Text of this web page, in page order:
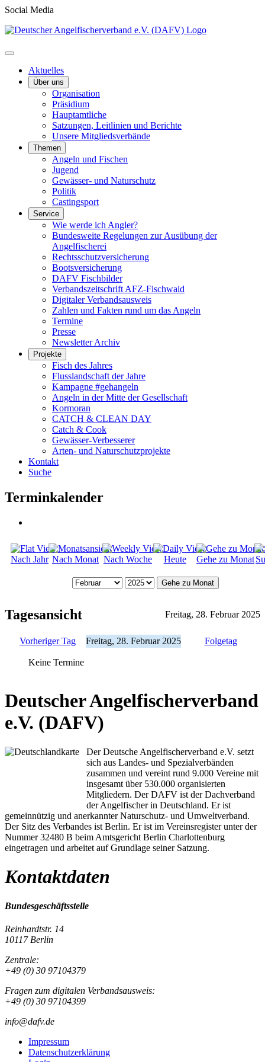
Social Media
Aktuelles
Über uns
Organisation
Präsidium
Hauptamtliche
Satzungen, Leitlinien und Berichte
Unsere Mitgliedsverbände
Themen
Angeln und Fischen
Jugend
Gewässer- und Naturschutz
Politik
Castingsport
Service
Wie werde ich Angler?
Bundesweite Regelungen zur Ausübung der
Angelfischerei
Rechtsschutzversicherung
Bootsversicherung
DAFV Fischbilder
Verbandszeitschrift AFZ-Fischwaid
Digitaler Verbandsausweis
Zahlen und Fakten rund um das Angeln
Termine
Presse
Newsletter Archiv
Projekte
Fisch des Jahres
Flusslandschaft der Jahre
Kampagne #gehangeln
Angeln in der Mitte der Gesellschaft
Kormoran
CATCH & CLEAN DAY
Catch & Cook
Gewässer-Verbesserer
Arten- und Naturschutzprojekte
Kontakt
Suche
Terminkalender
Nach Jahr Nach Monat Nach Woche Heute Gehe zu Monat
Gehe zu Monat
Tagesansicht Freitag, 28. Februar 2025
Vorheriger Tag Freitag, 28. Februar 2025 Folgetag
Keine Termine
Deutscher Angelfischerverband
e.V. (DAFV)
Der Deutsche Angelfischerverband e.V. setzt
sich aus Landes- und Spezialverbänden
zusammen und vereint rund 9.000 Vereine mit
insgesamt über 530.000 organisierten
Mitgliedern. Der DAFV ist der Dachverband
der Angelfischer in Deutschland. Er ist
gemeinnützig und anerkannter Naturschutz- und Umweltverband.
Der Sitz des Verbandes ist Berlin. Er ist im Vereinsregister unter der
Nummer 32480 B beim Amtsgericht Berlin Charlottenburg
eingetragen und arbeitet auf Grundlage seiner Satzung.
Kontaktdaten
Bundesgeschäftsstelle
Reinhardtstr. 14
10117 Berlin
Zentrale:
+49 (0) 30 97104379
Fragen zum digitalen Verbandsausweis:
+49 (0) 30 97104399
info@dafv.de
Impressum
Datenschutzerklärung